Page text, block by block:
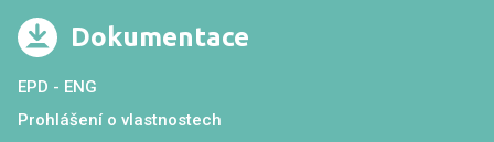
Dokumentace
EPD - ENG
Prohlášení o vlastnostech